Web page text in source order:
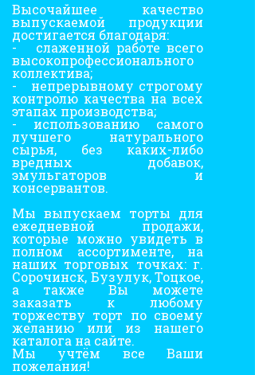
Высочайшее качество
выпускаемой продукции
достигается благодаря:
- слаженной работе всего
высокопрофессионального
коллектива;
- непрерывному строгому
контролю качества на всех
этапах производства;
- использованию самого
лучшего натурального
сырья, без каких-либо
вредных добавок,
эмульгаторов и
консервантов.
Мы выпускаем торты для
ежедневной продажи,
которые можно увидеть в
полном ассортименте, на
наших торговых точках: г.
Сорочинск, Бузулук, Тоцкое,
а также Вы можете
заказать к любому
торжеству торт по своему
желанию или из нашего
каталога на сайте.
Мы учтём все Ваши
пожелания!